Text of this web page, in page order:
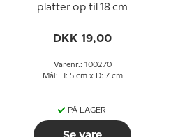
platter op til 18 cm
DKK 19,00
Varenr.: 100270
Mål: H: 5 cm x D: 7 cm
PÅ LAGER